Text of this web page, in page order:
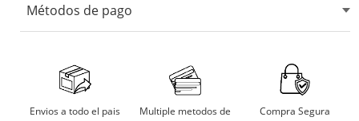
No usar maquina secadora.
Secarlo en sombra.
Métodos de pago
Aceptamos tarjetas de crédito, débito, transferencias
bancarias y billeteras digitales.
Envios a todo el pais
Multiple metodos de
Compra Segura